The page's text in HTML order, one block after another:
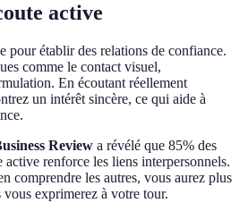
active
pour établir des relations de confiance.
comme le contact visuel,
En écoutant réellement
un intérêt sincère, ce qui aide à
Review a révélé que 85% des
active renforce les liens interpersonnels.
comprendre les autres, vous aurez plus
exprimerez à votre tour.